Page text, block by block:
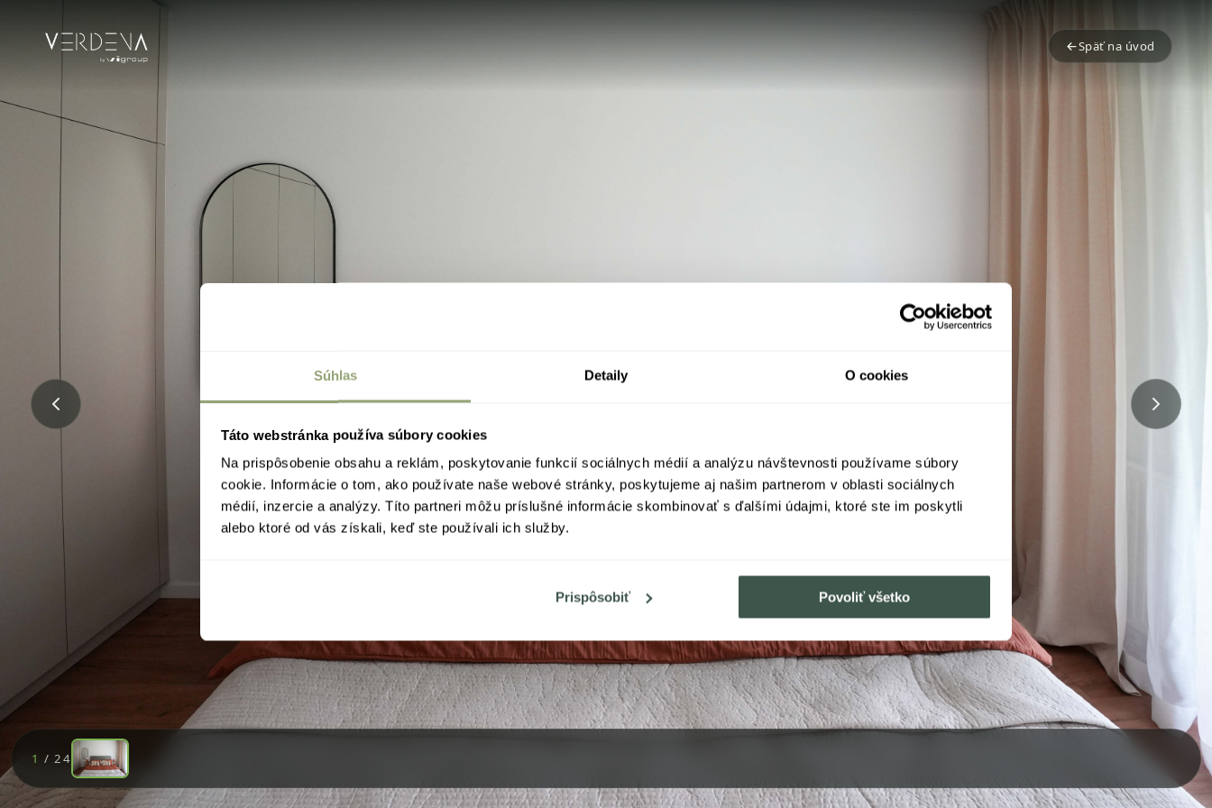
Súhlas Detaily O cookies
Táto webstránka používa súbory cookies
Na prispôsobenie obsahu a reklám, poskytovanie funkcií sociálnych médií a analýzu návštevnosti používame súbory
cookie. Informácie o tom, ako používate naše webové stránky, poskytujeme aj našim partnerom v oblasti sociálnych
médií, inzercie a analýzy. Títo partneri môžu príslušné informácie skombinovať s ďalšími údajmi, ktoré ste im poskytli
alebo ktoré od vás získali, keď ste používali ich služby.
Prispôsobiť Povoliť všetko
Späť na úvod
1 / 24